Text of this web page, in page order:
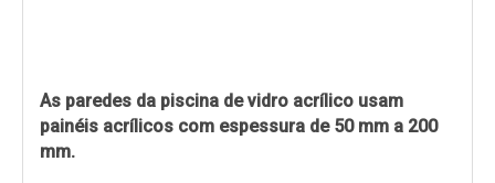
As paredes da piscina de vidro acrílico usam
painéis acrílicos com espessura de 50 mm a 200
mm.